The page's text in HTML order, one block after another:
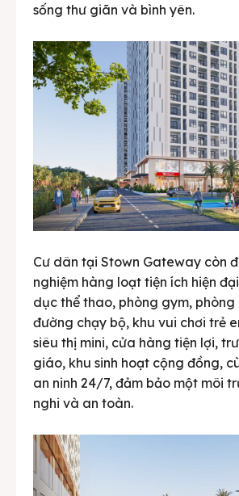
sống thư giãn và bình yên.
Cư dân tại Stown Gateway còn
nghiệm hàng loạt tiện ích hiện
dục thể thao, phòng gym,
đường chạy bộ, khu vui chơi trẻ
siêu thị mini, cửa hàng tiện lợi,
giáo, khu sinh hoạt cộng đồng,
an ninh 24/7, đảm bảo một môi
nghi và an toàn.